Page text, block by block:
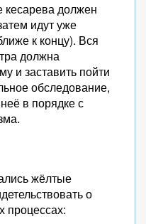
кесарева должен
идут уже
к концу). Вся
должна
и заставить пойти
обследование,
в порядке с
жёлтые
о
процессах: